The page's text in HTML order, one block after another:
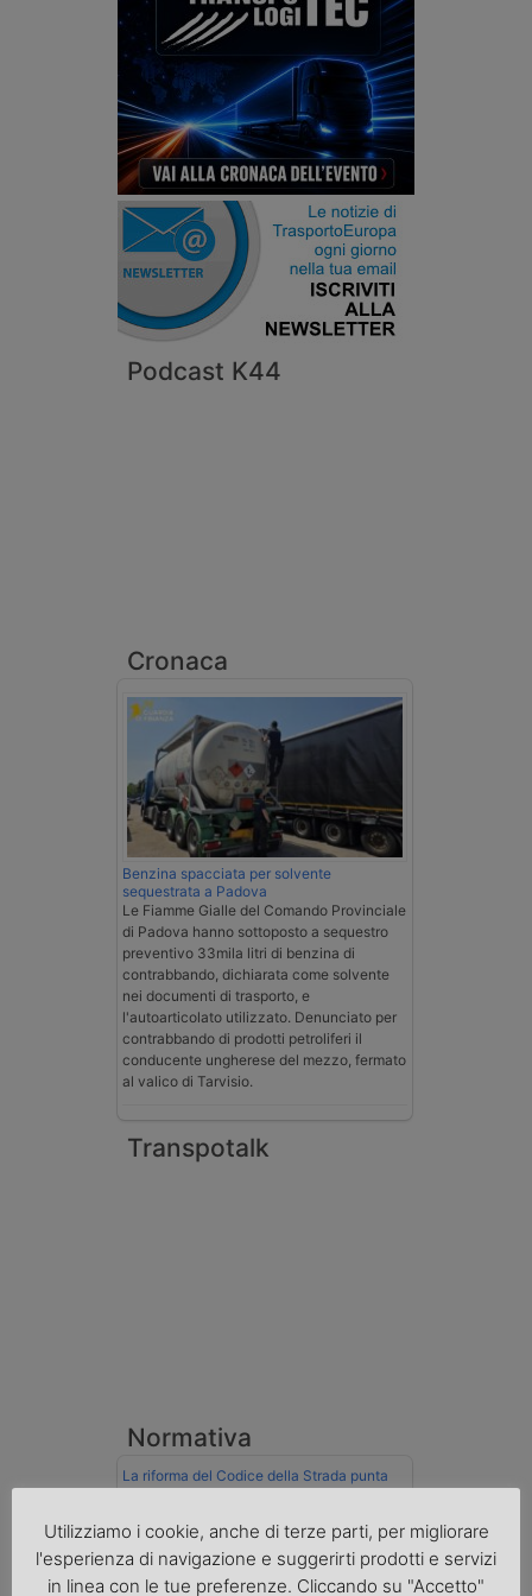
Podcast K44
Cronaca
Benzina spacciata per solvente
sequestrata a Padova
Le Fiamme Gialle del Comando Provinciale
di Padova hanno sottoposto a sequestro
preventivo 33mila litri di benzina di
contrabbando, dichiarata come solvente
nei documenti di trasporto, e
l'autoarticolato utilizzato. Denunciato per
contrabbando di prodotti petroliferi il
conducente ungherese del mezzo, fermato
al valico di Tarvisio.
Transpotalk
Normativa
La riforma del Codice della Strada punta
sull’autotrasporto
Imprenditore di Prato assolto per infortunio
col muletto
Utilizziamo i cookie, anche di terze parti, per migliorare
l'esperienza di navigazione e suggerirti prodotti e servizi
in linea con le tue preferenze. Cliccando su "Accetto"